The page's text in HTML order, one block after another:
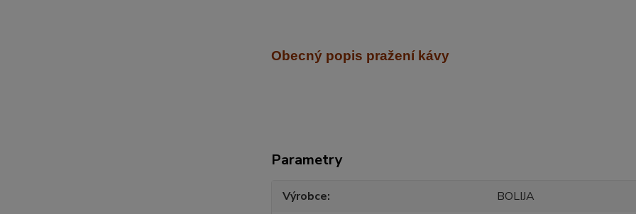
Obecný popis pražení kávy
Parametry
Výrobce
BOLIJA